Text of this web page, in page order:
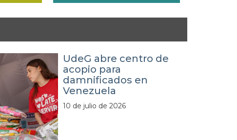
UdeG abre centro de
acopio para
damnificados en
Venezuela
10 de julio de 2026